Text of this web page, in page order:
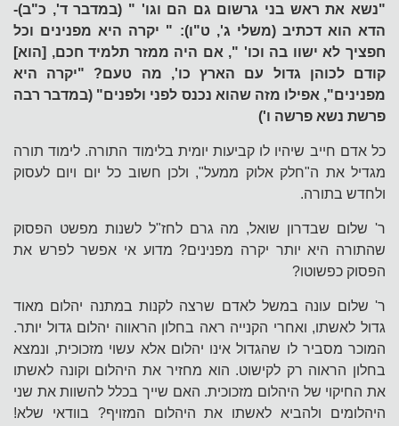
"נשא את ראש בני גרשום גם הם וגו' " (במדבר ד', כ"ב)-
הדא הוא דכתיב (משלי ג', ט"ו): " יקרה היא מפנינים וכל
חפציך לא ישוו בה וכו' ", אם היה ממזר תלמיד חכם, [הוא]
קודם לכוהן גדול עם הארץ כו', מה טעם? "יקרה היא
מפנינים", אפילו מזה שהוא נכנס לפני ולפנים" (במדבר רבה
פרשת נשא פרשה ו')
כל אדם חייב שיהיו לו קביעות יומית בלימוד התורה. לימוד תורה
מגדיל את ה"חלק אלוק ממעל", ולכן חשוב כל יום ויום לעסוק
ולחדש בתורה.
ר' שלום שבדרון שואל, מה גרם לחז"ל לשנות מפשט הפסוק
שהתורה היא יותר יקרה מפנינים? מדוע אי אפשר לפרש את
הפסוק כפשוטו?
ר' שלום עונה במשל לאדם שרצה לקנות במתנה יהלום מאוד
גדול לאשתו, ואחרי הקנייה ראה בחלון הראווה יהלום גדול יותר.
המוכר מסביר לו שהגדול אינו יהלום אלא עשוי מזכוכית, ונמצא
בחלון הראוה רק לקישוט. הוא מחזיר את היהלום וקונה לאשתו
את החיקוי של היהלום מזכוכית. האם שייך בכלל להשוות את שני
היהלומים ולהביא לאשתו את היהלום המזויף? בוודאי שלא!